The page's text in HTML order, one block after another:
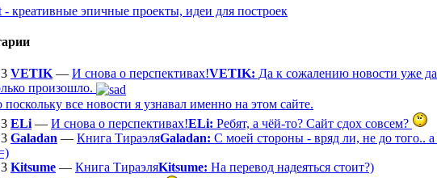
- креативные эпичные проекты, идеи для построек
VETIK — И снова о перспективах!VETIK: Да к сожалению новости уже
произошло.
поскольку все новости я узнавал именно на этом сайте.
ELi — И снова о перспективах!ELi: Ребят, а чёй-то? Сайт сдох совсем?
Galadan — Книга ТираэляGaladan: С моей стороны - вряд ли, не до того..
Kitsume — Книга ТираэляKitsume: На перевод надеяться стоит?)